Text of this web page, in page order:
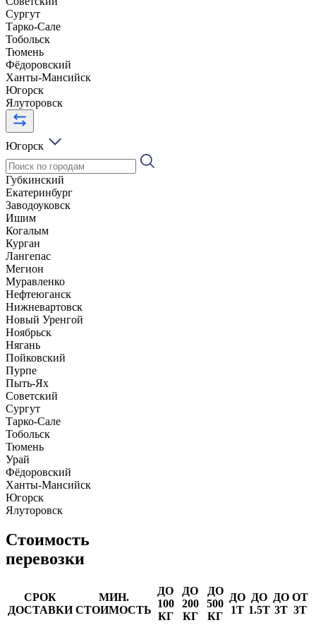
Сургут
Тарко-Сале
Тобольск
Тюмень
Фёдоровский
Ханты-Мансийск
Югорск
Ялуторовск
Югорск
Губкинский
Екатеринбург
Заводоуковск
Ишим
Когалым
Курган
Лангепас
Мегион
Муравленко
Нефтеюганск
Нижневартовск
Новый Уренгой
Ноябрьск
Нягань
Пойковский
Пурпе
Пыть-Ях
Советский
Сургут
Тарко-Сале
Тобольск
Тюмень
Урай
Фёдоровский
Ханты-Мансийск
Югорск
Ялуторовск
Стоимость
перевозки
СРОК
ДОСТАВКИ
МИН.
СТОИМОСТЬ
ДО
100
КГ
ДО
200
КГ
ДО
500
КГ
ДО
1Т
ДО
1.5Т
ДО
3Т
ОТ
3Т